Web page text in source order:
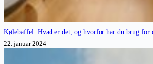
Kølebaffel: Hvad er det, og hvorfor har du brug for
22. januar 2024